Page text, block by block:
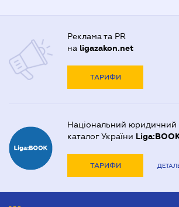
Реклама та PR
на ligazakon.net
ТАРИФИ
Національний юридичний
каталог України
ТАРИФИ